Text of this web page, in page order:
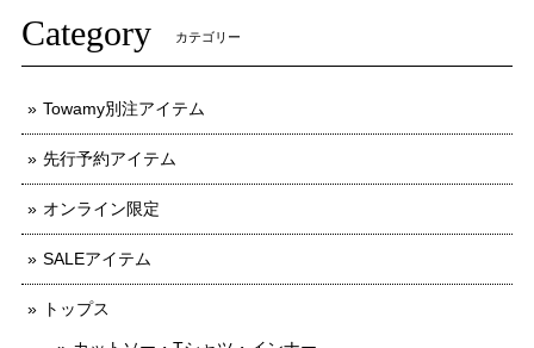
Category カテゴリー
Towamy別注アイテム
先行予約アイテム
オンライン限定
SALEアイテム
トップス